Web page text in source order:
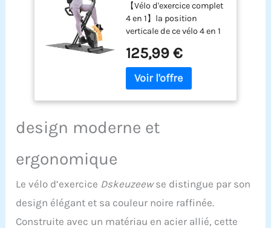
maison, 4 en 1 vélo
magnétique pliable,
vélo d'appartement
16 niveaux de
résistance,
moniteur LCD et
capteur de
【Vélo d'exercice complet
4 en 1】la position
verticale de ce vélo 4 en 1
entraînement de haute
intensité et vous aide à
brûler plus de calories. La
plus confortable. Ce vélo
courantes qui aident à
tonifier vos muscles
supérieurs et à tonifier
tout votre corps.
125,99 €
design moderne et
ergonomique
Le vélo d’exercice Dskeuzeewse distingue par son
design élégant et sa couleur noire raffinée.
Construite avec un matériau en acier allié, cette